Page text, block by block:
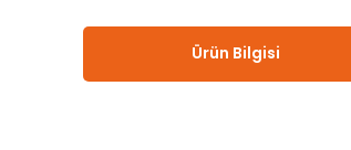
Ürün Bilgisi